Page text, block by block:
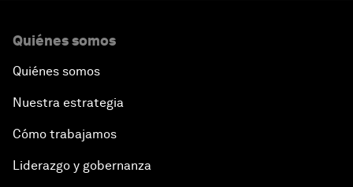
Quiénes somos
Quiénes somos
Nuestra estrategia
Cómo trabajamos
Liderazgo y gobernanza